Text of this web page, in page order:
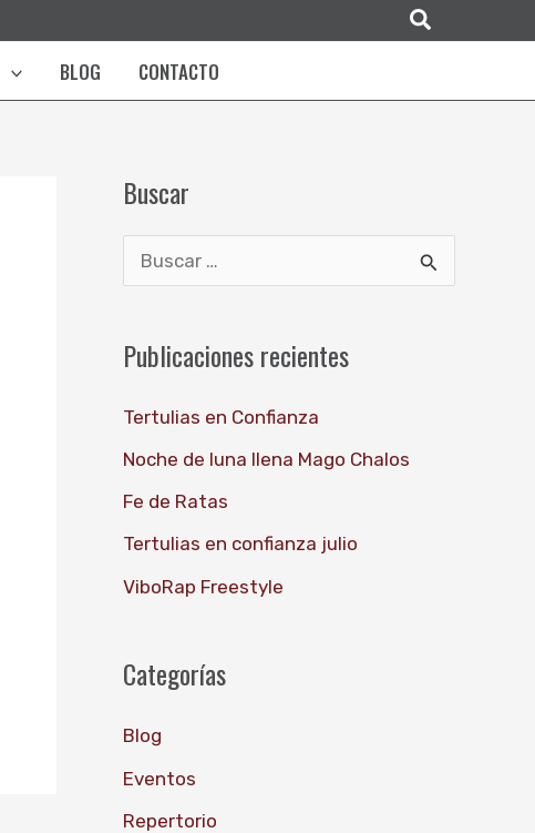
Buscar
BLOG CONTACTO
Buscar
s
a
r
p
o
Publicaciones recientes
Tertulias en Confianza
Noche de luna llena Mago Chalos
Fe de Ratas
Tertulias en confianza julio
ViboRap Freestyle
Categorías
Blog
Eventos
Repertorio